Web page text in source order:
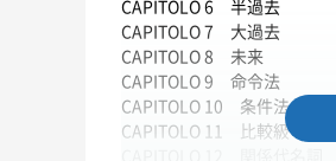
CAPITOLO 6 半過去
CAPITOLO 7 大過去
CAPITOLO 8 未来
CAPITOLO 9 命令法
CAPITOLO 10 条件法
CAPITOLO 11 比較級・最上